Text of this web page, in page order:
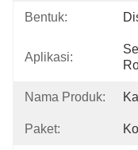
Bentuk:
Aplikasi:
Nama Produk:
Paket: